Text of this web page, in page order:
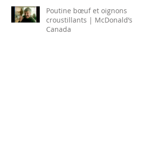
Poutine bœuf et oignons
croustillants | McDonald’s
Canada